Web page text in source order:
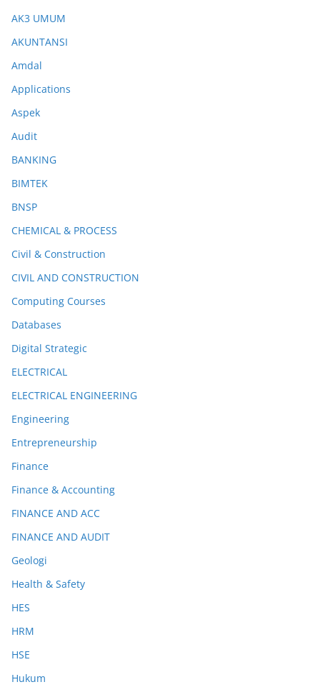
AK3 UMUM
AKUNTANSI
Amdal
Applications
Aspek
Audit
BANKING
BIMTEK
BNSP
CHEMICAL & PROCESS
Civil & Construction
CIVIL AND CONSTRUCTION
Computing Courses
Databases
Digital Strategic
ELECTRICAL
ELECTRICAL ENGINEERING
Engineering
Entrepreneurship
Finance
Finance & Accounting
FINANCE AND ACC
FINANCE AND AUDIT
Geologi
Health & Safety
HES
HRM
HSE
Hukum